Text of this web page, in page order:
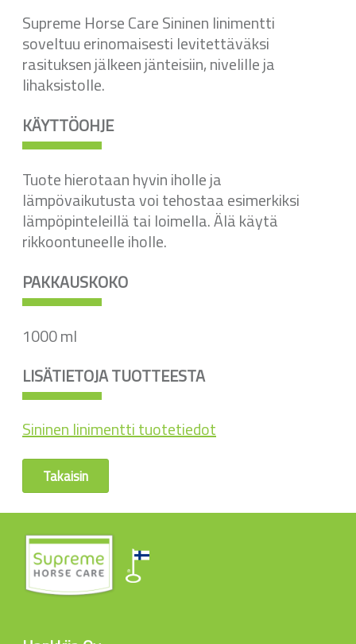
Supreme Horse Care Sininen linimentti
soveltuu erinomaisesti levitettäväksi
rasituksen jälkeen jänteisiin, nivelille ja
lihaksistolle.
KÄYTTÖOHJE
Tuote hierotaan hyvin iholle ja
lämpövaikutusta voi tehostaa esimerkiksi
lämpöpinteleillä tai loimella. Älä käytä
rikkoontuneelle iholle.
PAKKAUSKOKO
1000 ml
LISÄTIETOJA TUOTTEESTA
Sininen linimentti tuotetiedot
Takaisin